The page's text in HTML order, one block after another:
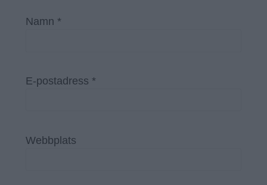
Namn *
E-postadress *
Webbplats